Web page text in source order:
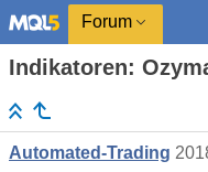
Forum
Indikatoren:
Automated-Trading